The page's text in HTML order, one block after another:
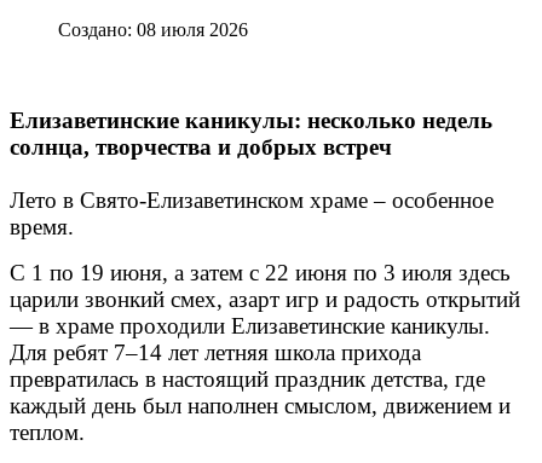
Создано: 08 июля 2026
Елизаветинские каникулы: несколько недель
солнца, творчества и добрых встреч
Лето в Свято-Елизаветинском храме – особенное
время.
С 1 по 19 июня, а затем с 22 июня по 3 июля здесь
царили звонкий смех, азарт игр и радость открытий
— в храме проходили Елизаветинские каникулы.
Для ребят 7–14 лет летняя школа прихода
превратилась в настоящий праздник детства, где
каждый день был наполнен смыслом, движением и
теплом.